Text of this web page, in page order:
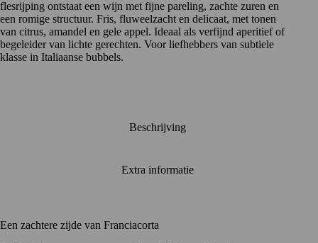
flesrijping ontstaat een wijn met fijne pareling, zachte zuren en
een romige structuur. Fris, fluweelzacht en delicaat, met tonen
van citrus, amandel en gele appel. Ideaal als verfijnd aperitief of
begeleider van lichte gerechten. Voor liefhebbers van subtiele
klasse in Italiaanse bubbels.
Beschrijving
Extra informatie
Een zachtere zijde van Franciacorta